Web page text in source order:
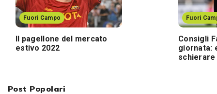
Post Popolari
Fuori Campo
Il pagellone del mercato
estivo 2022
Fuori
Consigli
giornata:
schierare